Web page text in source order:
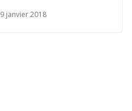
9 janvier 2018